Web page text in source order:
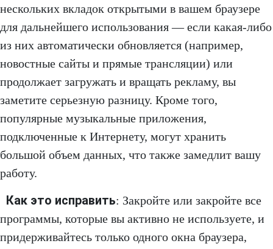
нескольких вкладок открытыми в вашем браузере
для дальнейшего использования — если какая-либо
из них автоматически обновляется (например,
новостные сайты и прямые трансляции) или
продолжает загружать и вращать рекламу, вы
заметите серьезную разницу. Кроме того,
популярные музыкальные приложения,
подключенные к Интернету, могут хранить
большой объем данных, что также замедлит вашу
работу.
Как это исправить: Закройте или закройте все
программы, которые вы активно не используете, и
придерживайтесь только одного окна браузера,